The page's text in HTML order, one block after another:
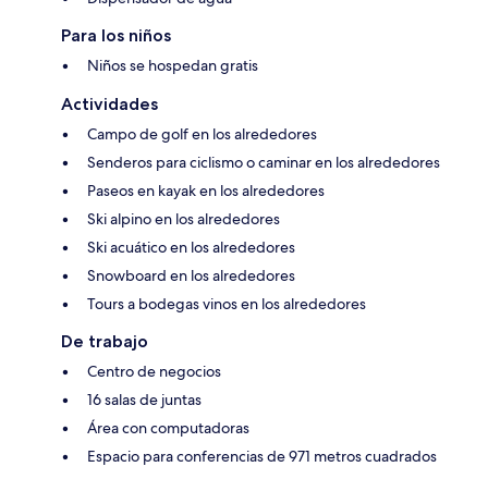
Para los niños
Niños se hospedan gratis
Actividades
Campo de golf en los alrededores
Senderos para ciclismo o caminar en los alrededores
Paseos en kayak en los alrededores
Ski alpino en los alrededores
Ski acuático en los alrededores
Snowboard en los alrededores
Tours a bodegas vinos en los alrededores
De trabajo
Centro de negocios
16 salas de juntas
Área con computadoras
Espacio para conferencias de 971 metros cuadrados